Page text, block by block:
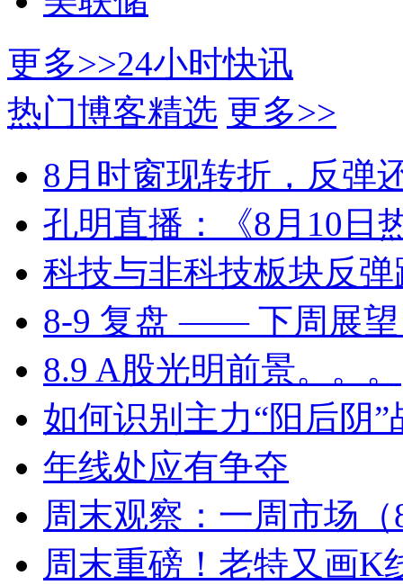
更多>>24小时快讯
热门博客精选 更多>>
8月时窗现转折，反弹
孔明直播：《8月10日
科技与非科技板块反
8-9 复盘 —— 下周展望
8.9 A股光明前景。。。
如何识别主力“阳后阴
年线处应有争夺
周末观察：一周市场
周末重磅！老特又画K